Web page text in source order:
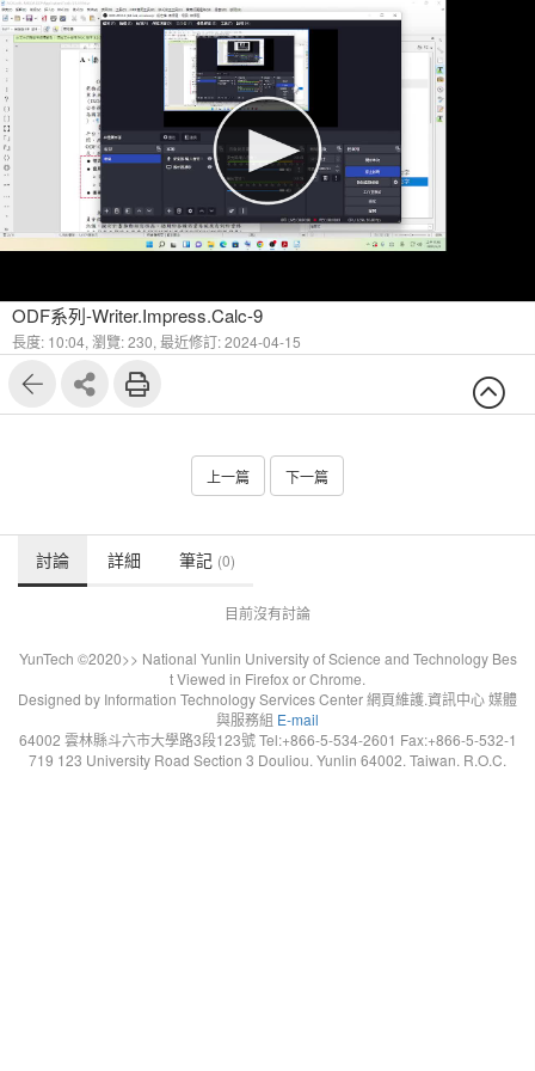
ODF系列-Writer.Impress.Calc-9
長度: 10:04, 瀏覽: 230, 最近修訂: 2024-04-15
上一篇 下一篇
討論 詳細 筆記 (0)
目前沒有討論
YunTech ©2020>> National Yunlin University of Science and Technology Bes
t Viewed in Firefox or Chrome.
Designed by Information Technology Services Center 網頁維護.資訊中心 媒體
與服務組 E-mail
64002 雲林縣斗六市大學路3段123號 Tel:+866-5-534-2601 Fax:+866-5-532-1
719 123 University Road Section 3 Douliou. Yunlin 64002. Taiwan. R.O.C.